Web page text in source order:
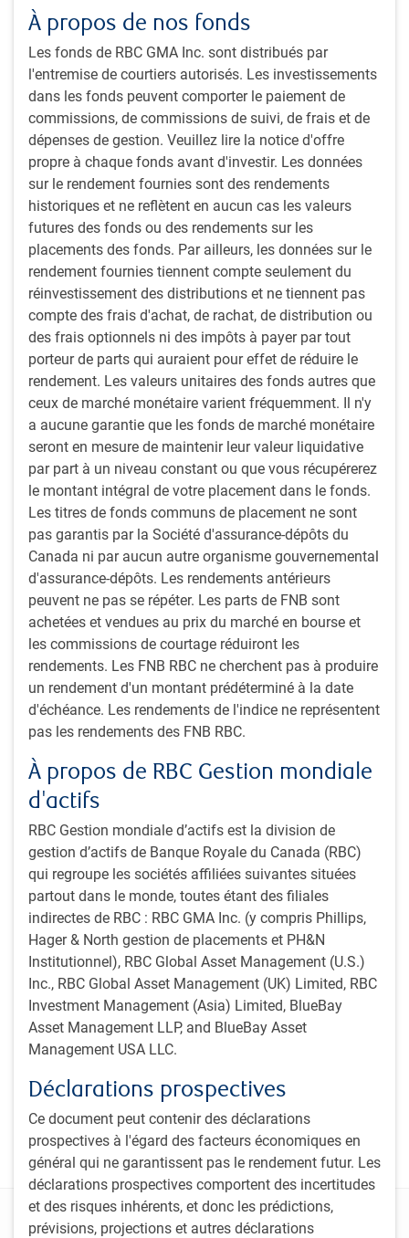
À propos de nos fonds
Les fonds de RBC GMA Inc. sont distribués par
l'entremise de courtiers autorisés. Les investissements
dans les fonds peuvent comporter le paiement de
commissions, de commissions de suivi, de frais et de
dépenses de gestion. Veuillez lire la notice d'offre
propre à chaque fonds avant d'investir. Les données
sur le rendement fournies sont des rendements
historiques et ne reflètent en aucun cas les valeurs
futures des fonds ou des rendements sur les
placements des fonds. Par ailleurs, les données sur le
rendement fournies tiennent compte seulement du
réinvestissement des distributions et ne tiennent pas
compte des frais d'achat, de rachat, de distribution ou
des frais optionnels ni des impôts à payer par tout
porteur de parts qui auraient pour effet de réduire le
rendement. Les valeurs unitaires des fonds autres que
ceux de marché monétaire varient fréquemment. Il n'y
a aucune garantie que les fonds de marché monétaire
seront en mesure de maintenir leur valeur liquidative
par part à un niveau constant ou que vous récupérerez
le montant intégral de votre placement dans le fonds.
Les titres de fonds communs de placement ne sont
pas garantis par la Société d'assurance-dépôts du
Canada ni par aucun autre organisme gouvernemental
d'assurance-dépôts. Les rendements antérieurs
peuvent ne pas se répéter. Les parts de FNB sont
achetées et vendues au prix du marché en bourse et
les commissions de courtage réduiront les
rendements. Les FNB RBC ne cherchent pas à produire
un rendement d'un montant prédéterminé à la date
d'échéance. Les rendements de l'indice ne représentent
pas les rendements des FNB RBC.
À propos de RBC Gestion mondiale
d'actifs
RBC Gestion mondiale d’actifs est la division de
gestion d’actifs de Banque Royale du Canada (RBC)
qui regroupe les sociétés affiliées suivantes situées
partout dans le monde, toutes étant des filiales
indirectes de RBC : RBC GMA Inc. (y compris Phillips,
Hager & North gestion de placements et PH&N
Institutionnel), RBC Global Asset Management (U.S.)
Inc., RBC Global Asset Management (UK) Limited, RBC
Investment Management (Asia) Limited, BlueBay
Asset Management LLP, and BlueBay Asset
Management USA LLC.
Déclarations prospectives
Ce document peut contenir des déclarations
prospectives à l'égard des facteurs économiques en
général qui ne garantissent pas le rendement futur. Les
déclarations prospectives comportent des incertitudes
et des risques inhérents, et donc les prédictions,
prévisions, projections et autres déclarations
Les marchés du crédit sont favorisés par des revenus
d’intéressement, avec des occasions dans les titres
financiers subordonnés et les tranches de titres garantis
par des prêts de grande qualité.
Les marchés du Japon et du Royaume-Uni, sujets à la
volatilité macroéconomique et politique, offrent des
occasions de gestion active.
(en anglais seulement)
Play
Video
Durée : 8 minutes, 30 secondes
Transcription
Intervenant :
Mark Dowding , Chef des placements de BlueBay, Titres à
revenu fixe BlueBlay, RBC Global Asset Management (UK)
Limited
Soyez au fait des dernières perspectivesde
RBC Gestion mondiale d’actifs.
Partager cet article
Abonnez-vous à nos perspectives
Inscrivez-vous à notre bulletin mensuel et à notre
balado pour obtenir des perspectives d’experts sur les
tendances des marchés mondiaux, l’évolution de
l’économie et les stratégies adaptées aux investisseurs
institutionnels canadiens.
Bulletin Perspectives d’investissement PH&N
Balado Le pouls du sector institutionnel (The
Institutional Beat Podcast)
Sabonner
Déclarations